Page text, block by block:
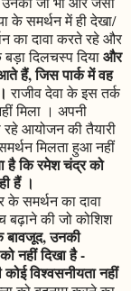
के समर्थन में ही देखा/
का दावा करते रहे और
दिलचस्प दियाऔर
हैं, जिस पार्क में वह
राजीव देवा के इस तर्क
मिला । अपनी
रहे आयोजन की तैयारी
मिलता हुआ नहीं
है कि रमेश चंद्र को
हैं ।
समर्थन का दावा
बढ़ाने की जो कोशिश
बावजूद, उनकी
नहीं दिखा है -
विश्वसनीयता नहीं